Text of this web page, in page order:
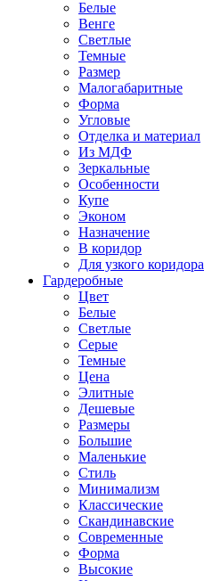
Белые
Венге
Светлые
Темные
Размер
Малогабаритные
Форма
Угловые
Отделка и материал
Из МДФ
Зеркальные
Особенности
Купе
Эконом
Назначение
В коридор
Для узкого коридора
Гардеробные
Цвет
Белые
Светлые
Серые
Темные
Цена
Элитные
Дешевые
Размеры
Большие
Маленькие
Стиль
Минимализм
Классические
Скандинавские
Современные
Форма
Высокие